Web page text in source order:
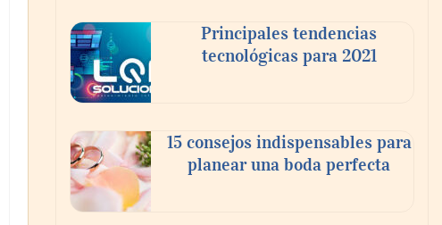
Principales tendencias
tecnológicas para 2021
15 consejos indispensables para
planear una boda perfecta